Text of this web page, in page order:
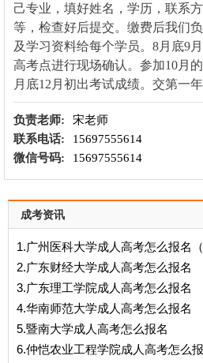
己专业，填好姓名，学历，联系
等，检查好后提交。缴费后我们
及学习资料给每个学员。8月底9
高考点进行现场确认。参加10月
月底12月初出考试成绩。交第一
负责老师:
宋老师
联系电话:
15697555614
微信号码:
15697555614
成考资讯
1.广州医科大学成人高考怎么报名
2.广东财经大学成人高考怎么报名
3.广东理工学院成人高考怎么报名
4.华南师范大学成人高考怎么报名
5.暨南大学成人高考怎么报名
6.仲恺农业工程学院成人高考怎么